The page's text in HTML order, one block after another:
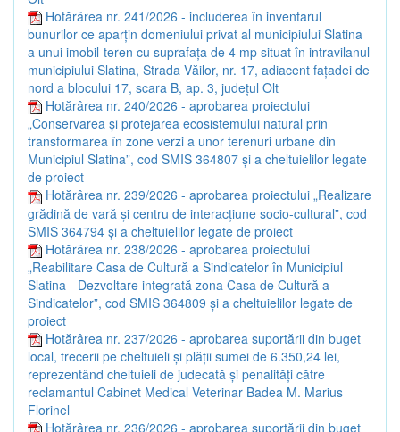
Hotărârea nr. 241/2026 - includerea în inventarul
bunurilor ce aparțin domeniului privat al municipiului Slatina
a unui imobil-teren cu suprafața de 4 mp situat în intravilanul
municipiului Slatina, Strada Văilor, nr. 17, adiacent fațadei de
nord a blocului 17, scara B, ap. 3, județul Olt
Hotărârea nr. 240/2026 - aprobarea proiectului
„Conservarea și protejarea ecosistemului natural prin
transformarea în zone verzi a unor terenuri urbane din
Municipiul Slatina”, cod SMIS 364807 și a cheltuielilor legate
de proiect
Hotărârea nr. 239/2026 - aprobarea proiectului „Realizare
grădină de vară și centru de interacțiune socio-cultural”, cod
SMIS 364794 și a cheltuielilor legate de proiect
Hotărârea nr. 238/2026 - aprobarea proiectului
„Reabilitare Casa de Cultură a Sindicatelor în Municipiul
Slatina - Dezvoltare integrată zona Casa de Cultură a
Sindicatelor”, cod SMIS 364809 și a cheltuielilor legate de
proiect
Hotărârea nr. 237/2026 - aprobarea suportării din buget
local, trecerii pe cheltuieli și plății sumei de 6.350,24 lei,
reprezentând cheltuieli de judecată și penalități către
reclamantul Cabinet Medical Veterinar Badea M. Marius
Florinel
Hotărârea nr. 236/2026 - aprobarea suportării din buget